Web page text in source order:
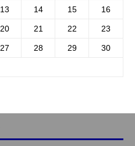
13 14 15 16
20 21 22 23
27 28 29 30